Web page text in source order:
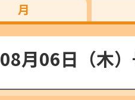
月
08月06日（木